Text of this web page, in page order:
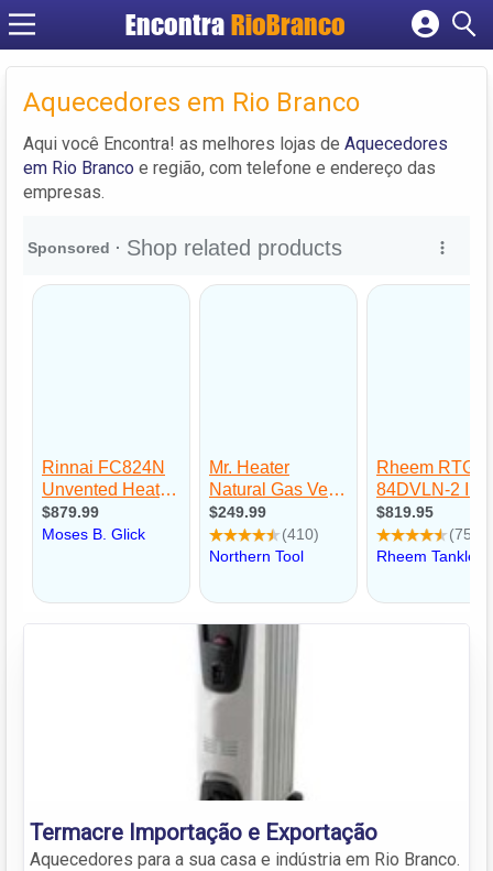
Encontra RioBranco
Cadastrar empresa
Criar conta
Aquecedores em Rio Branco
Aqui você Encontra! as melhores lojas de Aquecedores
em Rio Branco e região, com telefone e endereço das
empresas.
Termacre Importação e Exportação
Aquecedores para a sua casa e indústria em Rio Branco.